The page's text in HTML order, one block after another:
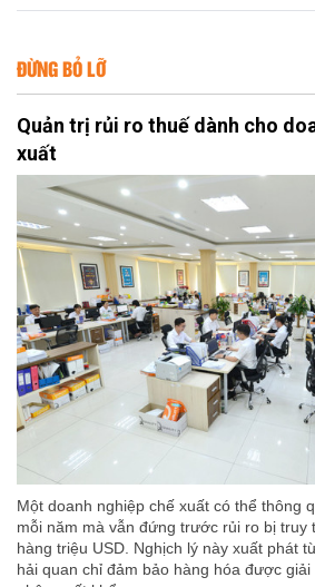
ĐỪNG BỎ LỠ
Quản trị rủi ro thuế dành cho
xuất
Một doanh nghiệp chế xuất có thể thông
mỗi năm mà vẫn đứng trước rủi ro bị truy
hàng triệu USD. Nghịch lý này xuất phát
hải quan chỉ đảm bảo hàng hóa được